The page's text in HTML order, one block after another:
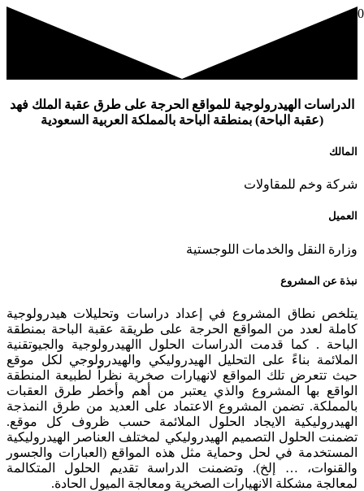
الدراسات الهيدرولوجية للمواقع الحرجة على طرق عقبة الملك فهد
(عقبة الباحة) بمنطقة الباحة بالمملكة العربية السعودية
المالك
شركة وخم للمقاولات
العميل
وزارة النقل والخدمات اللوجستية
نبذة عن المشروع
يتلخص نطاق المشروع في إعداد دراسات وتحليلات هيدرولوجية
كاملة لعدد من المواقع الحرجة على طريقة عقبة الباحة بمنطقة
الباحة . كما قدمت الدراسات الحلول االهيدرولوجية والجيوتقنية
الملائمة بناءً على التحليل الهيدروليكي والهيدرولوجي لكل موقع
حيث تتعرض تلك المواقع لانهيارات صخرية نظراً لطبيعة المنطقة
الواقع بها المشروع والذي يعتبر من أهم وأخطر طرق العقبات
بالمملكة. تضمن المشروع الاعتماد على العديد من طرق النمذجة
الهيدروليكية الايجاد الحلول الملائمة حسب ظروف كل موقع.
تضمنت الحلول التصميم الهيدروليكي لمختلف العناصر الهيدروليكية
المستخدمة في لحل وحماية مثل هذه المواقع (العبارات والجسور
والقنوات، … إلخ). وتضمنت الدراسة تقديم الحلول المتكالمة
لمعالجة مشكلة الانهيارات الصخرية ومعالجة الميول الحادة.